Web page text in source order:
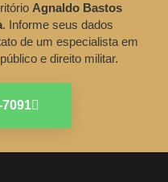
Agnaldo Bastos
. Informe seus dados
de um especialista em
e direito militar.
7091